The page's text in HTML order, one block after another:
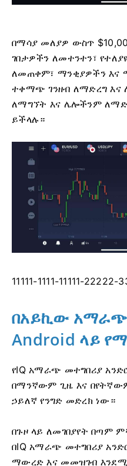
በማሳያ መለያዎ ውስጥ
ገበታዎችን ለመተንተን፣
ለመጠቀም፣ ማንቂያዎችን እና
ተቀማጭ ገንዘብ ለማድረግ እና
ለማግኘት እና ሌሎችንም
ይችላሉ።
11111-1111-11111-
በአይኪው አማራጭ
Android ላይ
የIQ አማራጭ መተግበሪያ
በማንኛውም ጊዜ እና
ኃይለኛ የንግድ መድረክ ነው።
በጉዞ ላይ ለመገበያየት በጣም
በIQ አማራጭ መተግበሪያ
ማውረድ እና መመዝገብ